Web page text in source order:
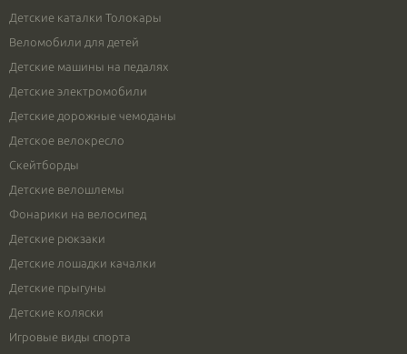
Детские каталки Толокары
Веломобили для детей
Детские машины на педалях
Детские электромобили
Детские дорожные чемоданы
Детское велокресло
Скейтборды
Детские велошлемы
Фонарики на велосипед
Детские рюкзаки
Детские лошадки качалки
Детские прыгуны
Детские коляски
Игровые виды спорта